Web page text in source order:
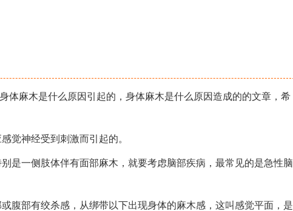
体麻木是什么原因引起的，身体麻木是什么原因造成的的文章，希
觉神经受到刺激而引起的。
是一侧肢体伴有面部麻木，就要考虑脑部疾病，最常见的是急性脑
腹部有绞杀感，从绑带以下出现身体的麻木感，这叫感觉平面，是